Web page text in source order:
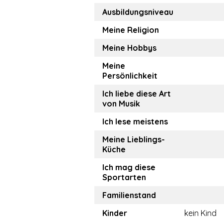
Ausbildungsniveau
Meine Religion
Meine Hobbys
Meine
Persönlichkeit
Ich liebe diese Art
von Musik
Ich lese meistens
Meine Lieblings-
Küche
Ich mag diese
Sportarten
Familienstand
Kinder
kein Kind